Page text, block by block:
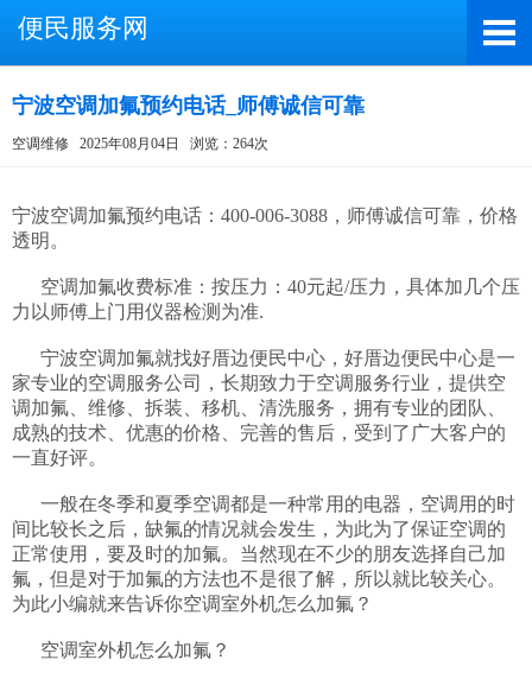
便民服务网
宁波空调加氟预约电话_师傅诚信可靠
空调维修 2025年08月04日 浏览：264次
宁波空调加氟预约电话：400-006-3088，师傅诚信可靠，价格
透明。
力以师傅上门用仪器检测为准.
家专业的空调服务公司，长期致力于空调服务行业，提供空
调加氟、维修、拆装、移机、清洗服务，拥有专业的团队、
成熟的技术、优惠的价格、完善的售后，受到了广大客户的
一直好评。
间比较长之后，缺氟的情况就会发生，为此为了保证空调的
正常使用，要及时的加氟。当然现在不少的朋友选择自己加
氟，但是对于加氟的方法也不是很了解，所以就比较关心。
为此小编就来告诉你空调室外机怎么加氟？
微信号：A4000066885
打开微信